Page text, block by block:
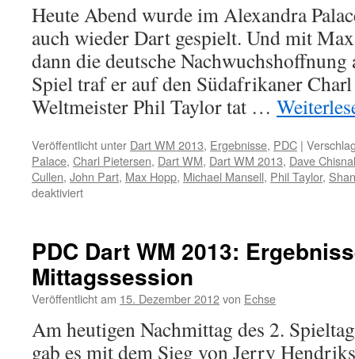
Heute Abend wurde im Alexandra
auch wieder Dart gespielt. Und mit
dann die deutsche Nachwuchshoffnung
Spiel traf er auf den Südafrikaner
Weltmeister Phil Taylor tat …
Veröffentlicht unter Dart WM 2013, Ergebnisse, PDC |
Palace, Charl Pietersen, Dart WM, Dart WM 2013, Dave
Cullen, John Part, Max Hopp, Michael Mansell, Phil Taylor,
deaktiviertfür
Ergebnisse
2.
Spieltag
Abend
PDC Dart WM 2013:
Mittagssession
Veröffentlicht am 15. Dezember 2012von Echse
Am heutigen Nachmittag des 2.
gab es mit dem Sieg von Jerry